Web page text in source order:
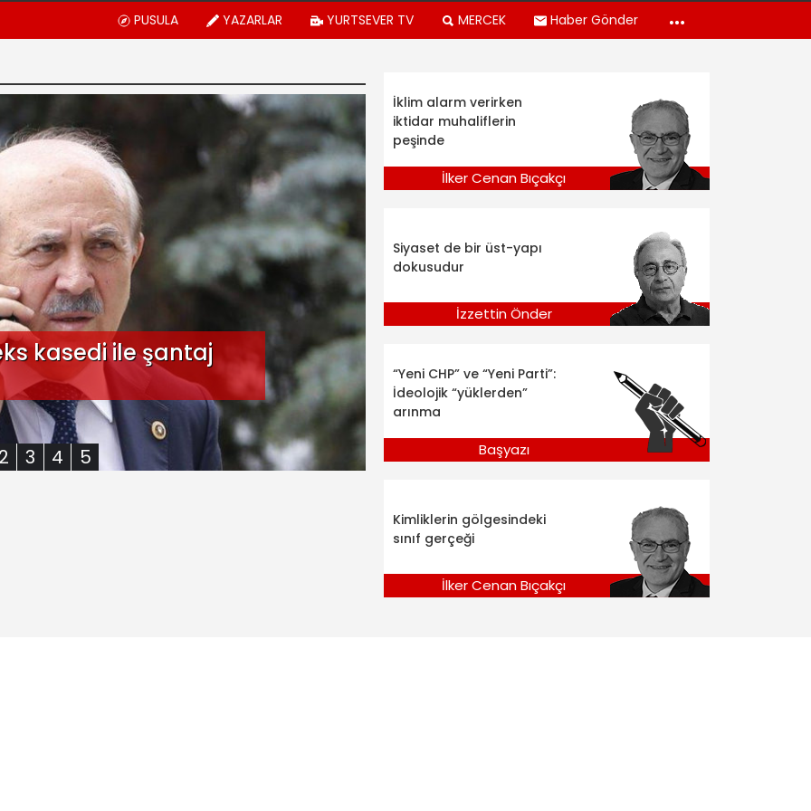
PUSULA YAZARLAR YURTSEVER TV MERCEK Haber Gönder
3 4 5
kasedi ile şantaj
İklim alarm verirken
iktidar muhaliflerin
peşinde
İlker Cenan Bıçakçı
Siyaset de bir üst-yapı
dokusudur
İzzettin Önder
“Yeni CHP” ve “Yeni Parti”:
İdeolojik “yüklerden”
arınma
Başyazı
Kimliklerin gölgesindeki
sınıf gerçeği
İlker Cenan Bıçakçı